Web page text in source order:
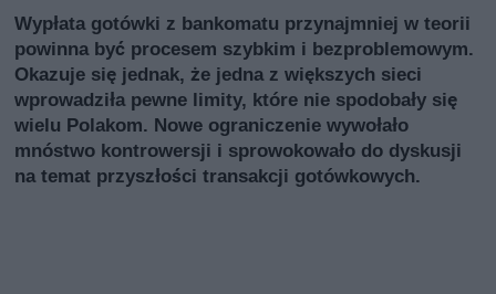
Wypłata gotówki z bankomatu przynajmniej w teorii
powinna być procesem szybkim i bezproblemowym.
Okazuje się jednak, że jedna z większych sieci
wprowadziła pewne limity, które nie spodobały się
wielu Polakom. Nowe ograniczenie wywołało
mnóstwo kontrowersji i sprowokowało do dyskusji
na temat przyszłości transakcji gotówkowych.